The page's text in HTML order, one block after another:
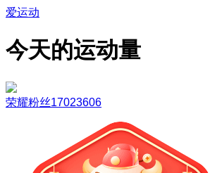
爱运动
今天的运动量
荣耀粉丝17023606